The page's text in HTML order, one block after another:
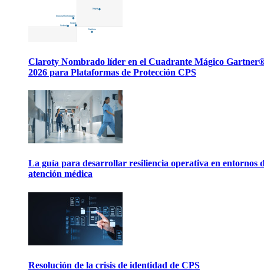
Claroty Nombrado líder en el Cuadrante Mágico
2026 para Plataformas de Protección CPS
La guía para desarrollar resiliencia operativa en entornos
atención médica
Resolución de la crisis de identidad de CPS